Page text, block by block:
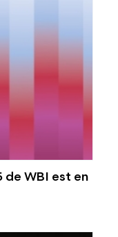
de WBI est en